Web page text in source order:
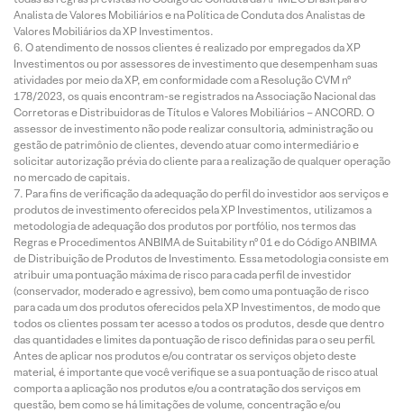
Analista de Valores Mobiliários e na Política de Conduta dos Analistas de
Valores Mobiliários da XP Investimentos.
O atendimento de nossos clientes é realizado por empregados da XP
Investimentos ou por assessores de investimento que desempenham suas
atividades por meio da XP, em conformidade com a Resolução CVM nº
178/2023, os quais encontram-se registrados na Associação Nacional das
Corretoras e Distribuidoras de Títulos e Valores Mobiliários – ANCORD. O
assessor de investimento não pode realizar consultoria, administração ou
gestão de patrimônio de clientes, devendo atuar como intermediário e
solicitar autorização prévia do cliente para a realização de qualquer operação
no mercado de capitais.
Para fins de verificação da adequação do perfil do investidor aos serviços e
produtos de investimento oferecidos pela XP Investimentos, utilizamos a
metodologia de adequação dos produtos por portfólio, nos termos das
Regras e Procedimentos ANBIMA de Suitability nº 01 e do Código ANBIMA
de Distribuição de Produtos de Investimento. Essa metodologia consiste em
atribuir uma pontuação máxima de risco para cada perfil de investidor
(conservador, moderado e agressivo), bem como uma pontuação de risco
para cada um dos produtos oferecidos pela XP Investimentos, de modo que
todos os clientes possam ter acesso a todos os produtos, desde que dentro
das quantidades e limites da pontuação de risco definidas para o seu perfil.
Antes de aplicar nos produtos e/ou contratar os serviços objeto deste
material, é importante que você verifique se a sua pontuação de risco atual
comporta a aplicação nos produtos e/ou a contratação dos serviços em
questão, bem como se há limitações de volume, concentração e/ou